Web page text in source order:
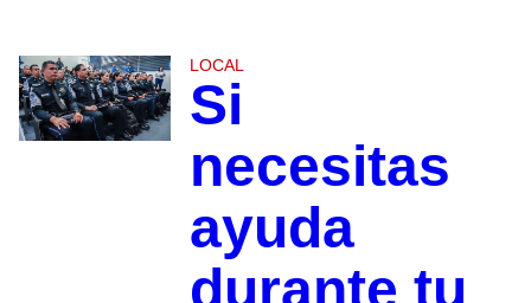
LOCAL
Si
necesitas
ayuda
durante tu